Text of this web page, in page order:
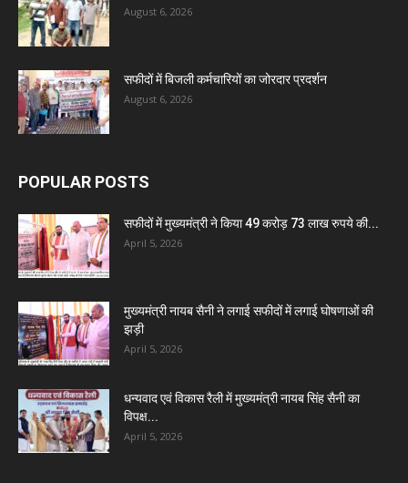
August 6, 2026
सफीदों में बिजली कर्मचारियों का जोरदार प्रदर्शन
August 6, 2026
POPULAR POSTS
सफीदों में मुख्यमंत्री ने किया 49 करोड़ 73 लाख रुपये की...
April 5, 2026
मुख्यमंत्री नायब सैनी ने लगाई सफीदों में लगाई घोषणाओं की
झड़ी
April 5, 2026
धन्यवाद एवं विकास रैली में मुख्यमंत्री नायब सिंह सैनी का
विपक्ष...
April 5, 2026